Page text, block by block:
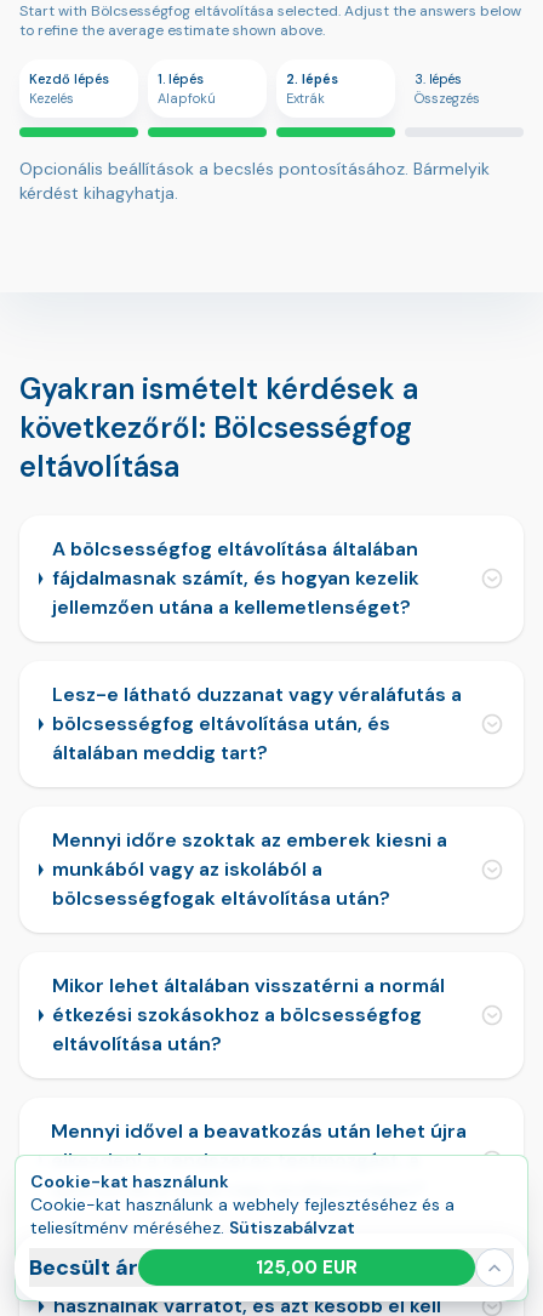
Start with Bölcsességfog eltávolítása selected. Adjust the answers below
to refine the average estimate shown above.
Kezdő lépés
Kezelés
1. lépés
Alapfokú
2. lépés
Extrák
3. lépés
Összegzés
Opcionális beállítások a becslés pontosításához. Bármelyik
kérdést kihagyhatja.
Becsült ár 125,00 EUR
Gyakran ismételt kérdések a
következőről: Bölcsességfog
eltávolítása
A bölcsességfog eltávolítása általában
fájdalmasnak számít, és hogyan kezelik
jellemzően utána a kellemetlenséget?
Lesz-e látható duzzanat vagy véraláfutás a
bölcsességfog eltávolítása után, és
általában meddig tart?
Mennyi időre szoktak az emberek kiesni a
munkából vagy az iskolából a
bölcsességfogak eltávolítása után?
Mikor lehet általában visszatérni a normál
étkezési szokásokhoz a bölcsességfog
eltávolítása után?
Mennyi idővel a beavatkozás után lehet újra
elkezdeni a rendszeres testmozgást, a
sportot és a többi napi tevékenységet?
Bölcsességfog-eltávolításnál gyakran
használnak varratot, és azt később el kell
Cookie-kat használunk
Cookie-kat használunk a webhely fejlesztéséhez és a
teljesítmény méréséhez. Sütiszabályzat
Összes elfogadása
Kezelés